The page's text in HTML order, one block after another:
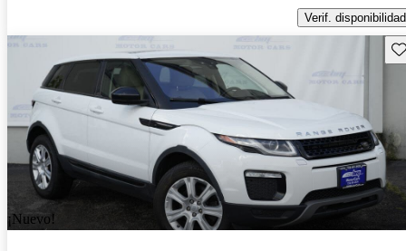
Verif. disponibilidad
¡Nuevo!